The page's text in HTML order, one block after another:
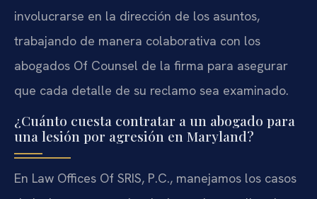
involucrarse en la dirección de los asuntos,
trabajando de manera colaborativa con los
abogados Of Counsel de la firma para asegurar
que cada detalle de su reclamo sea examinado.
¿Cuánto cuesta contratar a un abogado para
una lesión por agresión en Maryland?
En Law Offices Of SRIS, P.C., manejamos los casos